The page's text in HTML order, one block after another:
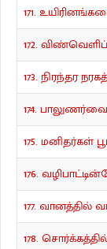
171.
172.
173. நிரந்தர
174.
175. மனிதர்கள்
176.
177. வானத்தில்
178.